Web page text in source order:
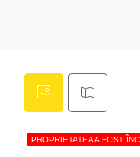
PROPRIETATEA A FOST